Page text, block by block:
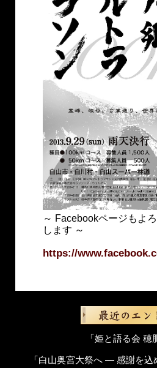
～ Facebookページもよ
します ～
https://
「姫と語る会 穂
「白山奥宮大祭へ ― 感謝を込